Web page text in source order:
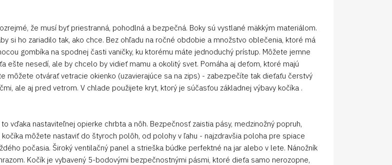
že musí byť priestranná, pohodlná a bezpečná. Boky sú vystlané mäkkým materiálom.
si ho zariadilo tak, ako chce. Bez ohľadu na ročné obdobie a množstvo oblečenia, ktoré má
gombíka na spodnej časti vaničky, ku ktorému máte jednoduchý prístup. Môžete jemne
ešte nesedí, ale by chcelo by vidieť mamu a okolitý svet. Pomáha aj deťom, ktoré majú
môžete otvárať vetracie okienko (uzavierajúce sa na zips) - zabezpečíte tak dieťaťu čerstvý
ale aj pred vetrom. V chlade použijete kryt, ktorý je súčasťou základnej výbavy kočíka .
nastaviteľnej opierke chrbta a nôh. Bezpečnosť zaistia pásy, medzinožný popruh,
môžete nastaviť do štyroch polôh, od polohy v ľahu - najzdravšia poloha pre spiace
počasia. Široký ventilačný panel a strieška búdke perfektné na jar alebo v lete. Nánožník
Kočík je vybavený 5-bodovými bezpečnostnými pásmi, ktoré dieťa samo nerozopne,